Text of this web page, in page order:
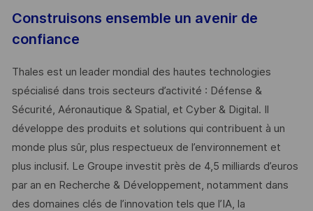
Construisons ensemble un avenir de
confiance
Thales est un leader mondial des hautes technologies
spécialisé dans trois secteurs d’activité : Défense &
Sécurité, Aéronautique & Spatial, et Cyber & Digital. Il
développe des produits et solutions qui contribuent à un
monde plus sûr, plus respectueux de l’environnement et
plus inclusif. Le Groupe investit près de 4,5 milliards d’euros
par an en Recherche & Développement, notamment dans
des domaines clés de l’innovation tels que l’IA, la